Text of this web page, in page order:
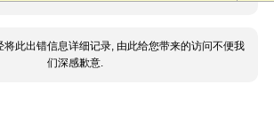
将此出错信息详细记录, 由此给您带来的访问不便我
们深感歉意.